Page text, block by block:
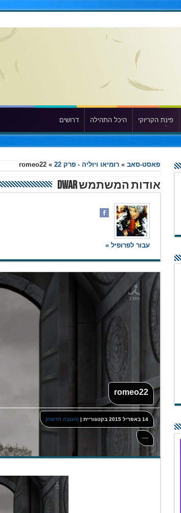
פינת הקריוקי היכל התהילה דרושים
פאסט-סאב »רומיאו ויוליה - פרק 22 »
romeo22
אודות המשתמש Dwar
עבור לפרופיל »
romeo22
14 באפריל 2015 בקטגוריית | |תגובה חדשה|
----